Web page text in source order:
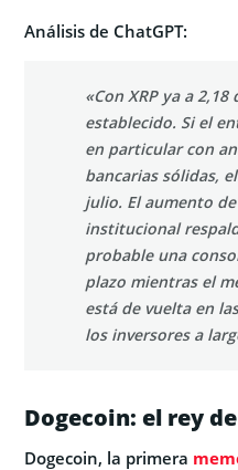
Análisis de ChatGPT:
«Con XRP ya a
establecido. Si el
en particular con
bancarias sólidas,
julio. El aumento
institucional
probable una
plazo mientras el
está de vuelta en
los inversores a
Dogecoin: el rey
Dogecoin, la primera